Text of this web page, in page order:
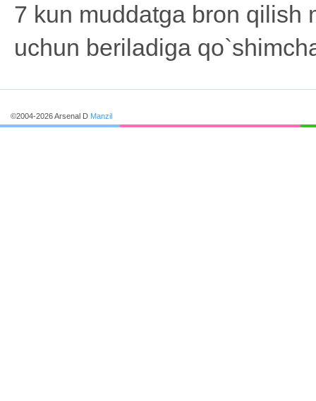
7 kun muddatga bron qilish
uchun beriladiga
©2004-2026 Arsenal D Manzil